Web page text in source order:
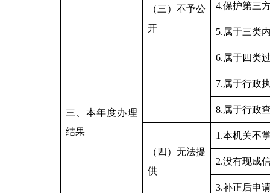
三、本年度办理
结果
（三）不予公
开
4.保护第三
5.属于三类
6.属于四类
7.属于行政
8.属于行政
（四）无法提
供
1.本机关不
2.没有现成
3.补正后申